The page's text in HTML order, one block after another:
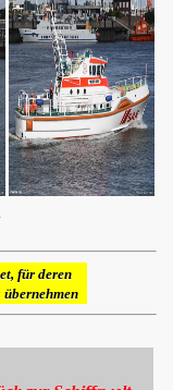
für deren